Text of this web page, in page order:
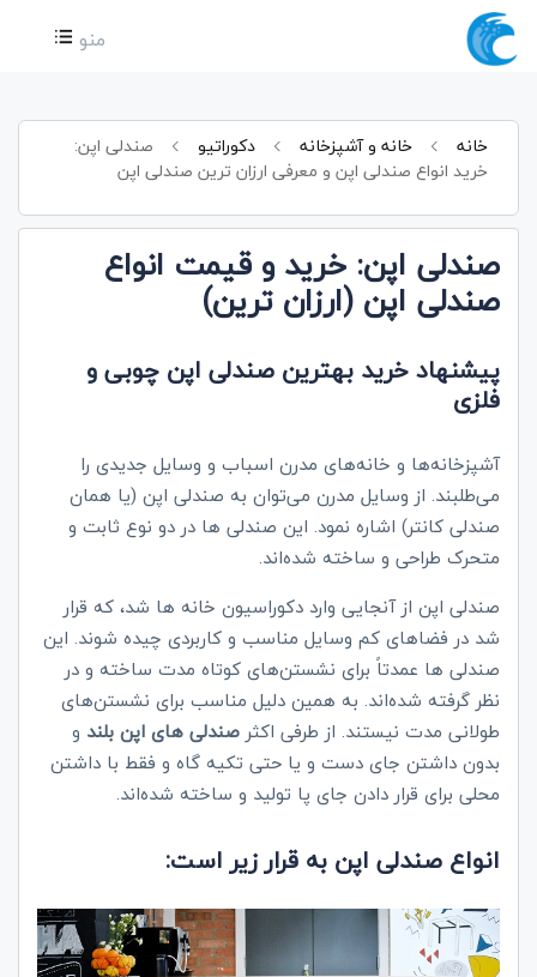
منو
خانه خانه و آشپزخانه دکوراتیو
صندلی اپن:
خرید انواع صندلی اپن و معرفی ارزان ترین صندلی اپن
صندلی اپن: خرید و قیمت انواع
صندلی اپن (ارزان ترین)
پیشنهاد خرید بهترین صندلی‌ اپن چوبی و
فلزی
آشپزخانه‌ها و خانه‌های مدرن اسباب و وسایل جدیدی را
می‌طلبند. از وسایل مدرن می‌توان به صندلی اپن (یا همان
صندلی کانتر) اشاره نمود. این صندلی‌ ها در دو نوع ثابت و
متحرک طراحی و ساخته شده‌اند.
صندلی‌ اپن از آنجایی وارد دکوراسیون‌ خانه ها شد، که قرار
شد در فضاهای کم وسایل مناسب و کاربردی چیده شوند. این
صندلی ها عمدتاً برای نشستن‌های کوتاه مدت ساخته و در
نظر گرفته شده‌اند. به همین دلیل مناسب برای نشستن‌های
طولانی‌ مدت نیستند. از طرفی اکثر صندلی های اپن بلند و
بدون داشتن جای دست و یا حتی تکیه گاه و فقط با داشتن
محلی برای قرار دادن جای پا تولید و ساخته شده‌اند.
انواع صندلی اپن به قرار زیر است: